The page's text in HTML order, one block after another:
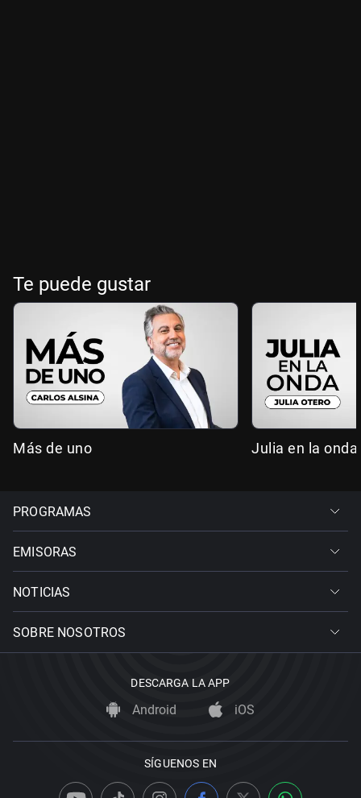
Te puede gustar
Más de uno Julia en la onda
PROGRAMAS
EMISORAS
NOTICIAS
SOBRE NOSOTROS
DESCARGA LA APP
Android iOS
SÍGUENOS EN